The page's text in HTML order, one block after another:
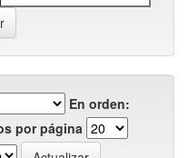
En orden:
por página